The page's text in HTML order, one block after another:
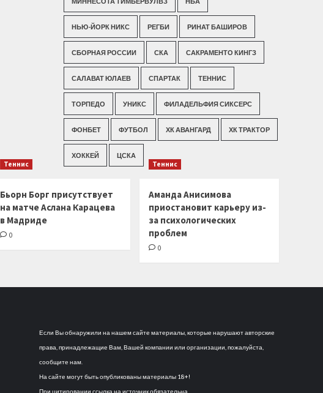
НЬЮ-ЙОРК НИКС РЕГБИ РИНАТ БАШИРОВ
СБОРНАЯ РОССИИ СКА САКРАМЕНТО КИНГЗ
САЛАВАТ ЮЛАЕВ СПАРТАК ТЕННИС
ТОРПЕДО УНИКС ФИЛАДЕЛЬФИЯ СИКСЕРС
ФОНБЕТ ФУТБОЛ ХК АВАНГАРД ХК ТРАКТОР
ХОККЕЙ ЦСКА
Теннис
Бьорн Борг присутствует
на матче Аслана Карацева
в Мадриде
0
Теннис
Аманда Анисимова
приостановит карьеру из-
за психологических
проблем
0
Если Вы обнаружили на нашем сайте материалы, которые нарушают авторские
права, принадлежащие Вам, Вашей компании или организации, пожалуйста,
сообщите нам.
На сайте могут быть опубликованы материалы 18+!
При цитировании ссылка на источник обязательна.